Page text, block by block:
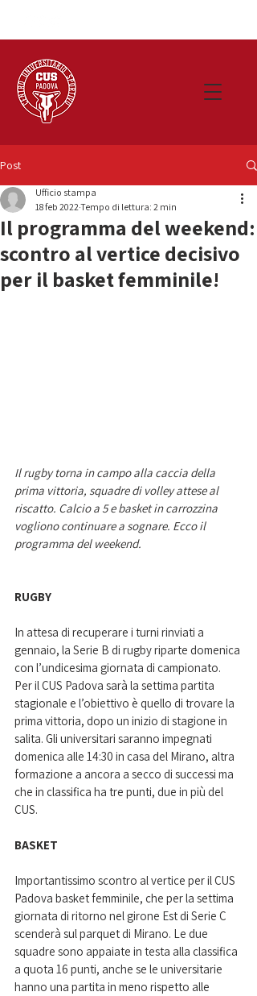
Post
Il programma del weekend:
scontro al vertice decisivo
per il basket femminile!
Ufficio stampa
18 feb 2022Tempo di lettura: 2 min
Il rugby torna in campo alla caccia della
prima vittoria, squadre di volley attese al
riscatto. Calcio a 5 e basket in carrozzina
vogliono continuare a sognare. Ecco il
programma del weekend.
RUGBY
In attesa di recuperare i turni rinviati a
gennaio, la Serie B di rugby riparte domenica
con l’undicesima giornata di campionato.
Per il CUS Padova sarà la settima partita
stagionale e l’obiettivo è quello di trovare la
prima vittoria, dopo un inizio di stagione in
salita. Gli universitari saranno impegnati
domenica alle 14:30 in casa del Mirano, altra
formazione a ancora a secco di successi ma
che in classifica ha tre punti, due in più del
CUS.
BASKET
Importantissimo scontro al vertice per il CUS
Padova basket femminile, che per la settima
giornata di ritorno nel girone Est di Serie C
scenderà sul parquet di Mirano. Le due
squadre sono appaiate in testa alla classifica
a quota 16 punti, anche se le universitarie
hanno una partita in meno rispetto alle